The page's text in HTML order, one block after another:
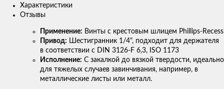
Характеристики
Отзывы
Применение: Винты с крестовым шлицем Phillips-Recess
Привод: Шестигранник 1/4", подходит для держателя
в соответствии с DIN 3126-F 6,3, ISO 1173
Исполнение: С закалкой до вязкой твердости, идеально
для тяжелых случаев завинчивания, например, в
металлические листы или металл.